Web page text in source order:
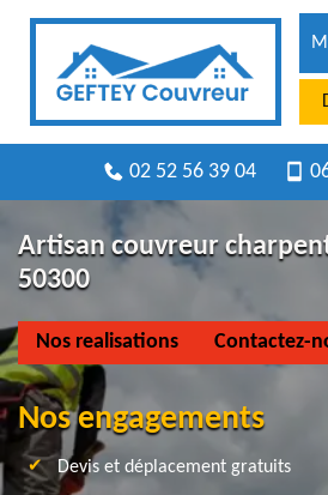
02 52 56 39 04
Artisan couvreur
50300
Nos realisations Contactez-
Nos engagements
Devis et déplacement gratuits